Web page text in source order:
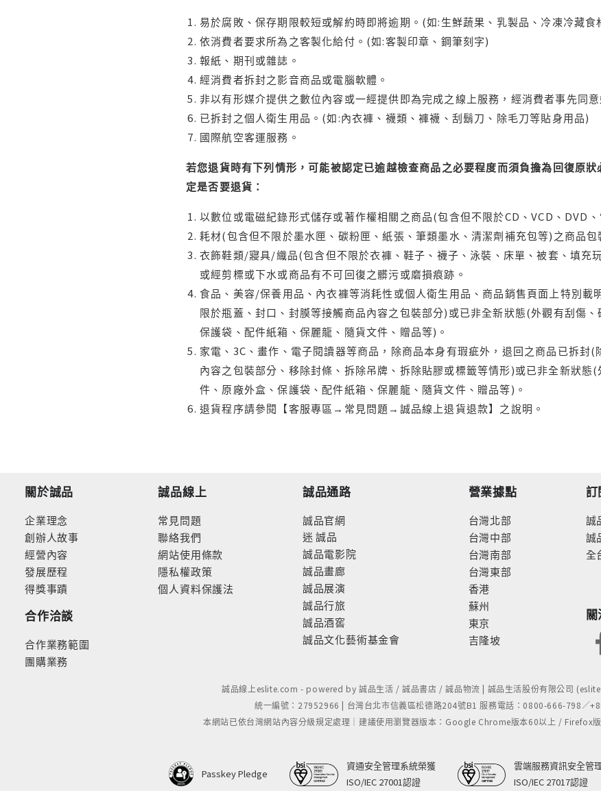
易於腐敗、保存期限較短或解約時即將逾期。(如:生鮮蔬果、乳製品、冷凍冷藏食
依消費者要求所為之客製化給付。(如:客製印章、鋼筆刻字)
報紙、期刊或雜誌。
經消費者拆封之影音商品或電腦軟體。
非以有形媒介提供之數位內容或一經提供即為完成之線上服務，經消費者事先同
已拆封之個人衛生用品。(如:內衣褲、襪類、褲襪、刮鬍刀、除毛刀等貼身用品)
國際航空客運服務。
若您退貨時有下列情形，可能被認定已逾越檢查商品之必要程度而須負擔為回復原
定是否要退貨：
以數位或電磁紀錄形式儲存或著作權相關之商品(包含但不限於CD、VCD、DVD
耗材(包含但不限於墨水匣、碳粉匣、紙張、筆類墨水、清潔劑補充包等)之商品
衣飾鞋類/寢具/織品(包含但不限於衣褲、鞋子、襪子、泳裝、床單、被套、填充
或經剪標或下水或商品有不可回復之髒污或磨損痕跡。
食品、美容/保養用品、內衣褲等消耗性或個人衛生用品、商品銷售頁面上特別
限於瓶蓋、封口、封膜等接觸商品內容之包裝部分)或已非全新狀態(外觀有刮傷
保護袋、配件紙箱、保麗龍、隨貨文件、贈品等)。
家電、3C、畫作、電子閱讀器等商品，除商品本身有瑕疵外，退回之商品已拆封
內容之包裝部分、移除封條、拆除吊牌、拆除貼膠或標籤等情形)或已非全新狀
件、原廠外盒、保護袋、配件紙箱、保麗龍、隨貨文件、贈品等)。
退貨程序請參閱【客服專區→常見問題→誠品線上退貨退款】之說明。
關於誠品
企業理念
創辦人故事
經營內容
發展歷程
得獎事蹟
合作洽談
合作業務範圍
團購業務
誠品線上
常見問題
聯絡我們
網站使用條款
隱私權政策
個人資料保護法
誠品通路
誠品官網
迷 誠品
誠品電影院
誠品畫廊
誠品展演
誠品行旅
誠品酒窖
誠品文化藝術基金會
營業據點
台灣北部
台灣中部
台灣南部
台灣東部
香港
蘇州
東京
吉隆坡
誠
誠
全
誠品線上eslite.com - powered by 誠品生活 / 誠品書店 / 誠品物流 | 誠品生活股份有限公司
統一編號：27952966 | 台灣台北市信義區松德路204號B1 服務電話：0800-666-798／
本網站已依台灣網站內容分級規定處理｜建議使用瀏覽器版本：Google Chrome版本60以上 / Firefox
Passkey Pledge
資通安全管理系統榮獲
ISO/IEC 27001認證
雲端服務資訊安全管
ISO/IEC 27017認證